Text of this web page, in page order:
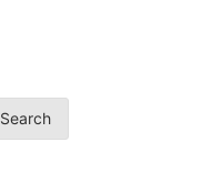
Search